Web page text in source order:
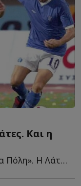
Και η
Καλοκαίρι του ’95 στην «Αιώνια Πόλη». Η Λάτσιο ανακοινώνει τ...